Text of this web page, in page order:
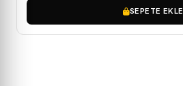
SEPETE EKLE